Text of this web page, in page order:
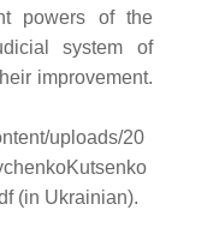
powers of the
system of
improvement.
uploads/20
(in Ukrainian).